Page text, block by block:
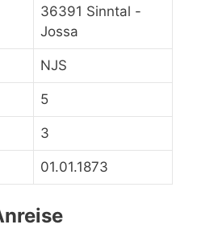
36391 Sinntal -
Jossa
NJS
5
3
01.01.1873